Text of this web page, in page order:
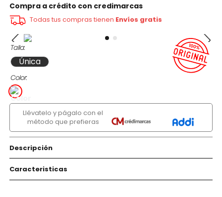
Compra a crédito con credimarcas
Todas tus compras tienen Envíos gratis
Talla
Única
Color
Llévatelo y págalo con el
método que prefieras
Descripción
Caracteristicas